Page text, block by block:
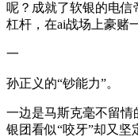
呢？成就了软银的电
杠杆，在ai战场上豪赌
一
孙正义的“钞能力”。
一边是马斯克毫不留情
银团看似“咬牙”却又